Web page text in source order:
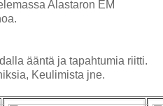
Alastaron EM
ääntä ja tapahtumia riitti.
Keulimista jne.